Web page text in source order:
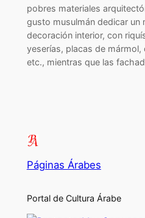
pobres materiales
gusto musulmán dedicar un
decoración interior, con
yeserías, placas de mármol,
etc., mientras que las
Páginas Árabes
Portal de Cultura Árabe